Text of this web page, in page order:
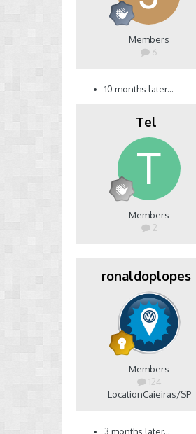
Members
6
10 months later...
Tel
Members
2
ronaldoplopes
Members
124
LocationCaieiras/SP
3 months later...